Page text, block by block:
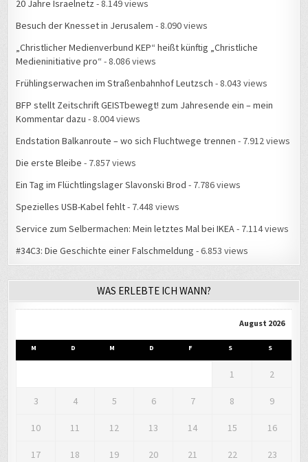
20 Jahre Israelnetz - 8.149 views
Besuch der Knesset in Jerusalem - 8.090 views
„Christlicher Medienverbund KEP“ heißt künftig „Christliche
Medieninitiative pro“ - 8.086 views
Frühlingserwachen im Straßenbahnhof Leutzsch - 8.043 views
BFP stellt Zeitschrift GEISTbewegt! zum Jahresende ein – mein
Kommentar dazu - 8.004 views
Endstation Balkanroute – wo sich Fluchtwege trennen - 7.912 views
Die erste Bleibe - 7.857 views
Ein Tag im Flüchtlingslager Slavonski Brod - 7.786 views
Spezielles USB-Kabel fehlt- 7.448 views
Service zum Selbermachen: Mein letztes Mal bei IKEA- 7.114 views
#34C3: Die Geschichte einer Falschmeldung - 6.853 views
WAS ERLEBTE ICH WANN?
August 2026
M D M D F S S
1 2
3 4 5 6 7 8 9
10 11 12 13 14 15 16
17 18 19 20 21 22 23